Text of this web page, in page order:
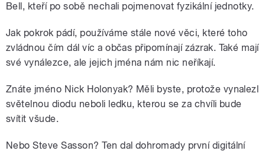
Bell, kteří po sobě nechali pojmenovat fyzikální jednotky.
Jak pokrok pádí, používáme stále nové věci, které toho
zvládnou čím dál víc a občas připomínají zázrak. Také mají
své vynálezce, ale jejich jména nám nic neříkají.
Znáte jméno Nick Holonyak? Měli byste, protože vynalezl
světelnou diodu neboli ledku, kterou se za chvíli bude
svítit všude.
Nebo Steve Sasson? Ten dal dohromady první digitální